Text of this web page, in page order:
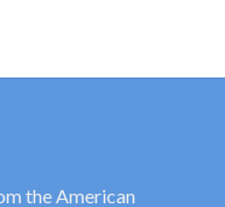
the American